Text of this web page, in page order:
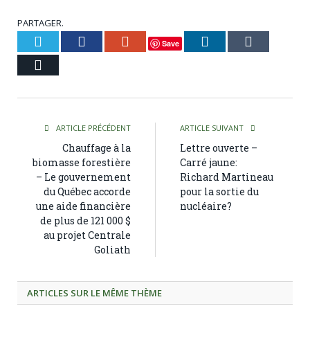
PARTAGER.
Twitter Facebook Google+
Save LinkedIn
ARTICLE PRÉCÉDENT
Chauffage à la
biomasse forestière
– Le gouvernement
du Québec accorde
une aide financière
de plus de 121 000 $
au projet Centrale
Goliath
ARTICLE SUIVANT
Lettre ouverte –
Carré jaune:
Richard Martineau
pour la sortie du
nucléaire?
ARTICLES SUR LE MÊME THÈME